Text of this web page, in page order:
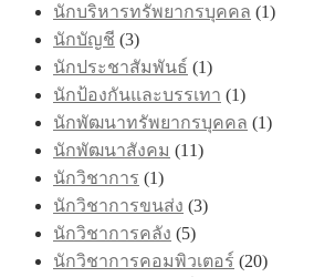
นักบริหารทรัพยากรบุคคล (1)
นักบัญชี (3)
นักประชาสัมพันธ์ (1)
นักป้องกันและบรรเทา (1)
นักพัฒนาทรัพยากรบุคคล (1)
นักพัฒนาสังคม (11)
นักวิชาการ (1)
นักวิชาการขนส่ง (3)
นักวิชาการคลัง (5)
นักวิชาการคอมพิวเตอร์ (20)